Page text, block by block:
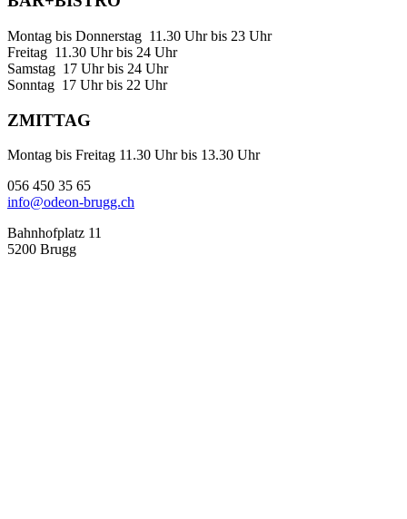
Montag bis Donnerstag 11.30 Uhr bis 23 Uhr
Freitag 11.30 Uhr bis 24 Uhr
Samstag 17 Uhr bis 24 Uhr
Sonntag 17 Uhr bis 22 Uhr
ZMITTAG
Montag bis Freitag 11.30 Uhr bis 13.30 Uhr
056 450 35 65
info@odeon-brugg.ch
Bahnhofplatz 11
5200 Brugg